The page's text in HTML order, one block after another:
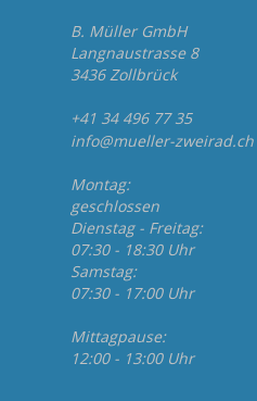
B. Müller GmbH
Langnaustrasse 8
3436 Zollbrück
+41 34 496 77 35
info@mueller-zweirad.ch
Montag:
geschlossen
Dienstag - Freitag:
07:30 - 18:30 Uhr
Samstag:
07:30 - 17:00 Uhr
Mittagpause:
12:00 - 13:00 Uhr